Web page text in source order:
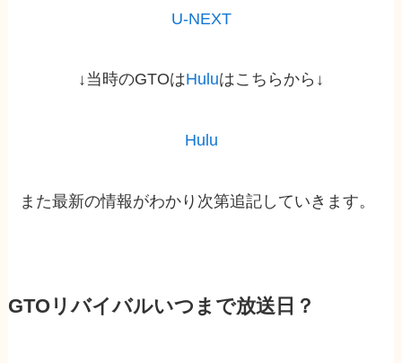
U-NEXT
↓当時のGTOはHuluはこちらから↓
Hulu
また最新の情報がわかり次第追記していきます。
GTOリバイバルいつまで放送日？